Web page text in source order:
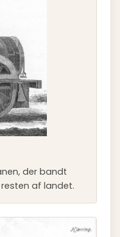
der bandt
af landet.